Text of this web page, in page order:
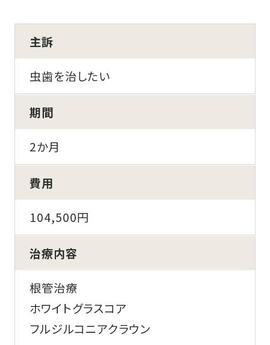
主訴
虫歯を治したい
期間
2か月
費用
104,500円
治療内容
根管治療
ホワイトグラスコア
フルジルコニアクラウン